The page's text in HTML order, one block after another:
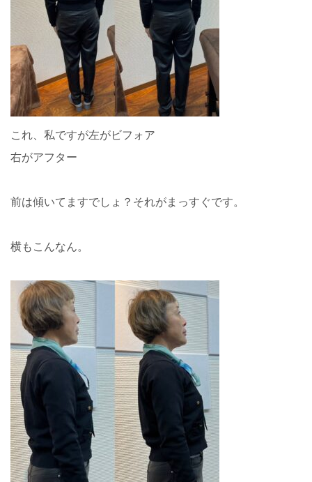
これ、私ですが左がビフォア
右がアフター
前は傾いてますでしょ？それがまっすぐです。
横もこんなん。